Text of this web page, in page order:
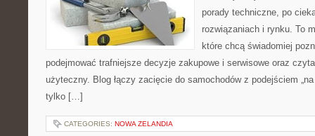
porady techniczne, po
rozwiązaniach i rynku. To
które chcą świadomiej
podejmować trafniejsze decyzje zakupowe i serwisowe oraz
użyteczny. Blog łączy zacięcie do samochodów z podejściem
tylko […]
CATEGORIES: NOWA ZELANDIA